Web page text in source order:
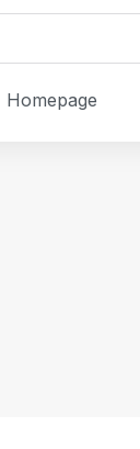
Homepage